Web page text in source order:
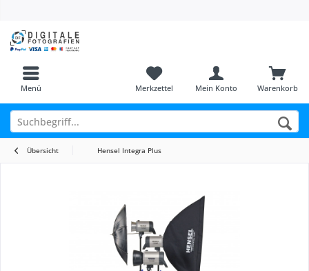
Menü Warenkorb
Merkzettel Mein Konto
Übersicht Hensel Integra Plus